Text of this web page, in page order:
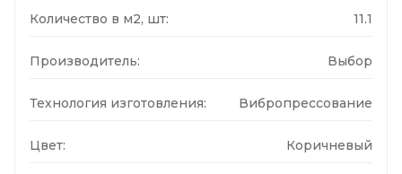
Количество в м2, шт: 11.1
Производитель: Выбор
Технология изготовления: Вибропрессование
Цвет: Коричневый